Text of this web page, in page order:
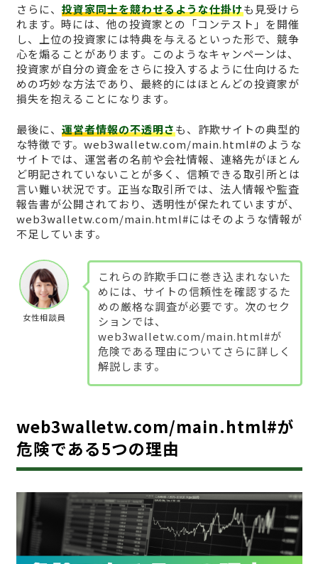
さらに、 投資家同士を競わせるような仕掛けも見受けら
れます。時には、他の投資家との「コンテスト」を開催
し、上位の投資家には特典を与えるといった形で、競争
心を煽ることがあります。このようなキャンペーンは、
投資家が自分の資金をさらに投入するように仕向けるた
めの巧妙な方法であり、最終的にはほとんどの投資家が
損失を抱えることになります。
最後に、 運営者情報の不透明さも、詐欺サイトの典型的
な特徴です。web3walletw.com/main.html#のような
サイトでは、運営者の名前や会社情報、連絡先がほとん
ど明記されていないことが多く、信頼できる取引所とは
言い難い状況です。正当な取引所では、法人情報や監査
報告書が公開されており、透明性が保たれていますが、
web3walletw.com/main.html#にはそのような情報が
不足しています。
女性相談員
これらの詐欺手口に巻き込まれないた
めには、サイトの信頼性を確認するた
めの厳格な調査が必要です。次のセク
ションでは、
web3walletw.com/main.html#が
危険である理由についてさらに詳しく
解説します。
web3walletw.com/main.html#が
危険である5つの理由